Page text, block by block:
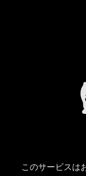
このサービスは